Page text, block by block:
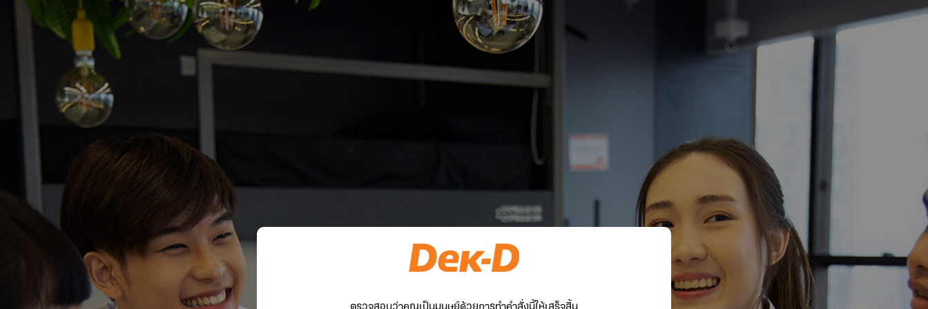
ตรวจสอบว่าคุณเป็นมนุษย์ด้วยการทำคำสั่งนี้ให้เสร็จสิ้น